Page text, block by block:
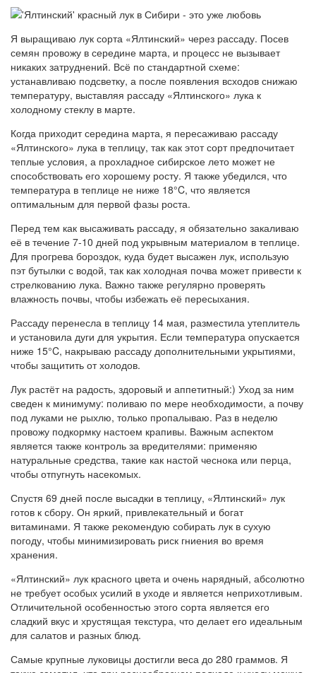
Я выращиваю лук сорта «Ялтинский» через рассаду. Посев
семян провожу в середине марта, и процесс не вызывает
никаких затруднений. Всё по стандартной схеме:
устанавливаю подсветку, а после появления всходов снижаю
температуру, выставляя рассаду «Ялтинского» лука к
холодному стеклу в марте.
Когда приходит середина марта, я пересаживаю рассаду
«Ялтинского» лука в теплицу, так как этот сорт предпочитает
теплые условия, а прохладное сибирское лето может не
способствовать его хорошему росту. Я также убедился, что
температура в теплице не ниже 18°C, что является
оптимальным для первой фазы роста.
Перед тем как высаживать рассаду, я обязательно закаливаю
её в течение 7-10 дней под укрывным материалом в теплице.
Для прогрева бороздок, куда будет высажен лук, использую
пэт бутылки с водой, так как холодная почва может привести к
стрелкованию лука. Важно также регулярно проверять
влажность почвы, чтобы избежать её пересыхания.
Рассаду перенесла в теплицу 14 мая, разместила утеплитель
и установила дуги для укрытия. Если температура опускается
ниже 15°C, накрываю рассаду дополнительными укрытиями,
чтобы защитить от холодов.
Лук растёт на радость, здоровый и аппетитный:) Уход за ним
сведен к минимуму: поливаю по мере необходимости, а почву
под луками не рыхлю, только пропалываю. Раз в неделю
провожу подкормку настоем крапивы. Важным аспектом
является также контроль за вредителями: применяю
натуральные средства, такие как настой чеснока или перца,
чтобы отпугнуть насекомых.
Спустя 69 дней после высадки в теплицу, «Ялтинский» лук
готов к сбору. Он яркий, привлекательный и богат
витаминами. Я также рекомендую собирать лук в сухую
погоду, чтобы минимизировать риск гниения во время
хранения.
«Ялтинский» лук красного цвета и очень нарядный, абсолютно
не требует особых усилий в уходе и является неприхотливым.
Отличительной особенностью этого сорта является его
сладкий вкус и хрустящая текстура, что делает его идеальным
для салатов и разных блюд.
Самые крупные луковицы достигли веса до 280 граммов. Я